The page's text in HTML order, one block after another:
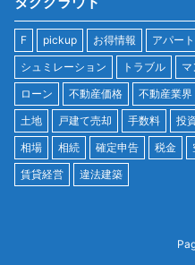
F pickup お得情報 アパート
シュミレーション
トラブル マ
ローン
不動産価格 不動産業界
土地
戸建て売却 手数料 投
相場
相続 確定申告 税金
賃貸経営
違法建築